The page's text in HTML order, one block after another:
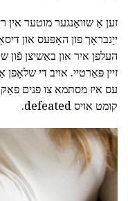
זען אַ שוואַנגער מוטער אין
ייַנבראָך פון האָפּעס און
העלפן איר און באַשיצן פֿון
זיין פּאַרטיי. אויב די
עס איז מסתּמא צו פּנים
קומט אויס defeated.